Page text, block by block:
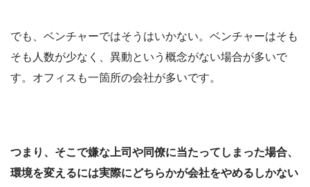
でも、ベンチャーではそうはいかない。ベンチャーはそも
そも人数が少なく、異動という概念がない場合が多いで
す。オフィスも一箇所の会社が多いです。
つまり、そこで嫌な上司や同僚に当たってしまった場合、
環境を変えるには実際にどちらかが会社をやめるしかない